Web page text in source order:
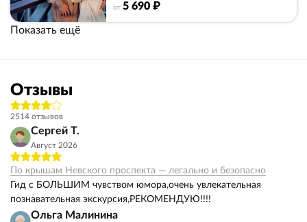
от 5 690 ₽
Показать ещё
Отзывы
2514 отзывов
Сергей Т.
Август 2026
По крышам Невского проспекта — легально и безопасно
Гид с БОЛЬШИМ чувством юмора,очень увлекательная
познавательная экскурсия,РЕКОМЕНДУЮ!!!!
Ольга Малинина